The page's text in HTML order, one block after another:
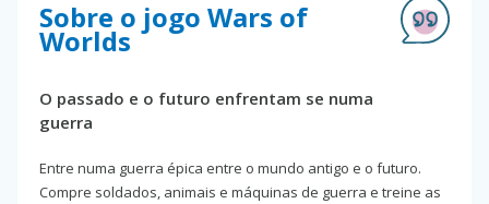
Sobre o jogo Wars of
Worlds
O passado e o futuro enfrentam se numa
guerra
Entre numa guerra épica entre o mundo antigo e o futuro.
Compre soldados, animais e máquinas de guerra e treine as